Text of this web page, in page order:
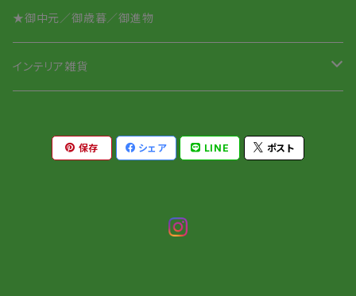
★御中元／御歳暮／御進物
インテリア雑貨
針山／ピンクッション
保存 シェア LINE ポスト